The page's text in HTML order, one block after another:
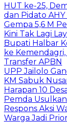
HUT ke-25,
dan Pidato
Gempa 5,6 M
Kini Tak Lagi
Bupati Halbar
ke
Transfer APBN
UPP Jailolo
KM Sabuk
Harapan 10
Pemda
Respons Aksi
Warga Jadi